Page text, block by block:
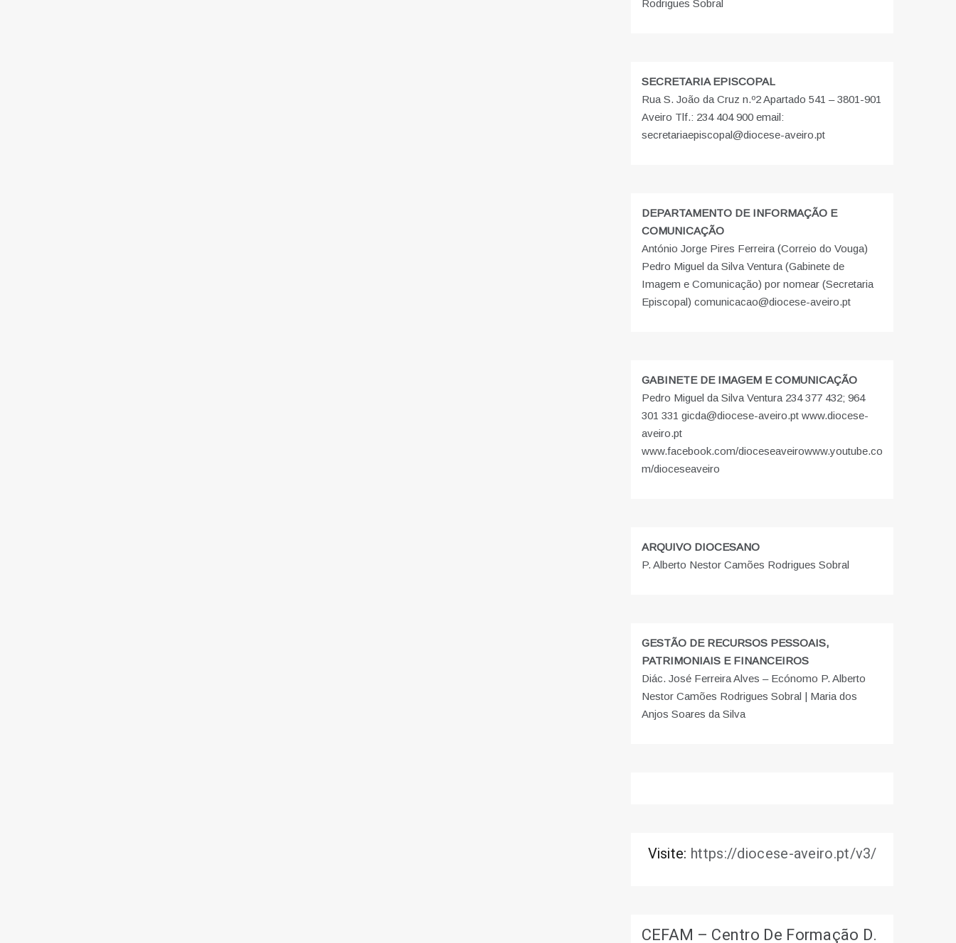
Rodrigues Sobral
SECRETARIA EPISCOPAL
Rua S. João da Cruz n.º2 Apartado 541 – 3801-901
Aveiro Tlf.: 234 404 900 email:
secretariaepiscopal@diocese-aveiro.pt
DEPARTAMENTO DE INFORMAÇÃO E
COMUNICAÇÃO
António Jorge Pires Ferreira (Correio do Vouga)
Pedro Miguel da Silva Ventura (Gabinete de
Imagem e Comunicação) por nomear (Secretaria
Episcopal) comunicacao@diocese-aveiro.pt
GABINETE DE IMAGEM E COMUNICAÇÃO
Pedro Miguel da Silva Ventura 234 377 432; 964
301 331 gicda@diocese-aveiro.pt www.diocese-
aveiro.pt
www.facebook.com/dioceseaveirowww.youtube.co
m/dioceseaveiro
ARQUIVO DIOCESANO
P. Alberto Nestor Camões Rodrigues Sobral
GESTÃO DE RECURSOS PESSOAIS,
PATRIMONIAIS E FINANCEIROS
Diác. José Ferreira Alves – Ecónomo P. Alberto
Nestor Camões Rodrigues Sobral | Maria dos
Anjos Soares da Silva
Visite: https://diocese-aveiro.pt/v3/
CEFAM – Centro De Formação D.